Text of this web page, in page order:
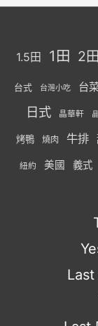
1.5田 1田 2田
台式 台灣小吃 台
日式 晶華軒
烤鴨 燒肉 牛排
紐約 美國 義式